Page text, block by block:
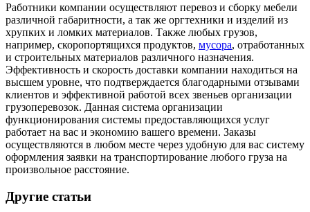
Работники компании осуществляют перевоз и сборку мебели
различной габаритности, а так же оргтехники и изделий из
хрупких и ломких материалов. Также любых грузов,
например, скоропортящихся продуктов, мусора, отработанных
и строительных материалов различного назначения.
Эффективность и скорость доставки компании находиться на
высшем уровне, что подтверждается благодарными отзывами
клиентов и эффективной работой всех звеньев организации
грузоперевозок. Данная система организации
функционирования системы предоставляющихся услуг
работает на вас и экономию вашего времени. Заказы
осуществляются в любом месте через удобную для вас систему
оформления заявки на транспортирование любого груза на
произвольное расстояние.
Другие статьи